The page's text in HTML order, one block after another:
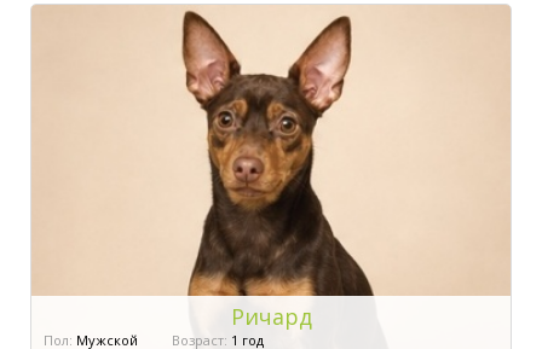
Ричард
Пол: Мужской Возраст: 1 год